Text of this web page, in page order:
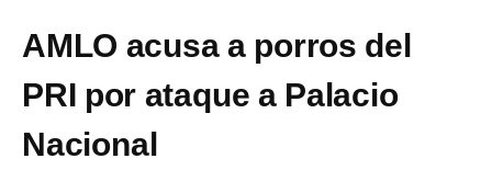
AMLO acusa a porros del
PRI por ataque a Palacio
Nacional